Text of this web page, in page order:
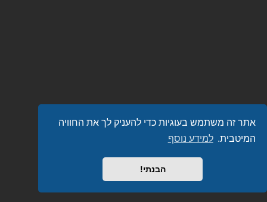
אתר זה משתמש בעוגיות כדי להעניק לך את החוויה
המיטבית. למידע נוסף
הבנתי!